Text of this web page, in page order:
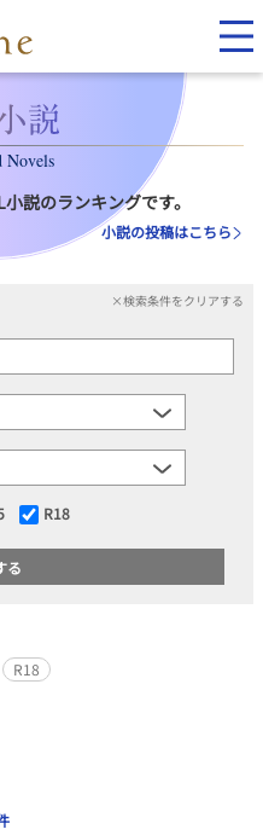
Novels
説のランキングです。
小説の投稿はこちら
×検索条件をクリアする
R18
R18